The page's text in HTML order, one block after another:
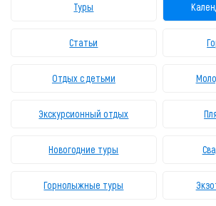
Туры
Статьи
Отдых с детьми
Экскурсионный отдых
Новогодние туры
Горнолыжные туры